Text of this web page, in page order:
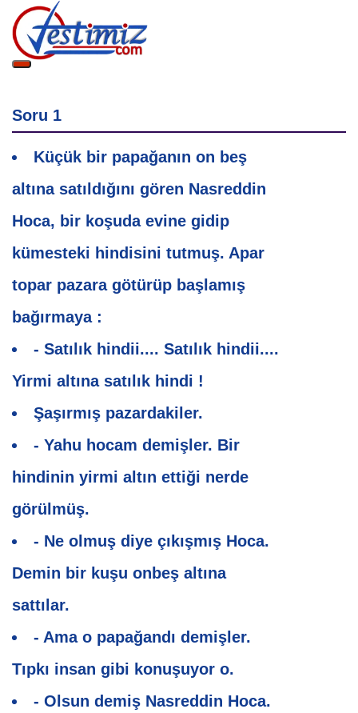
Soru 1
Küçük bir papağanın on beş
altına satıldığını gören Nasreddin
Hoca, bir koşuda evine gidip
kümesteki hindisini tutmuş. Apar
topar pazara götürüp başlamış
bağırmaya :
- Satılık hindii.... Satılık hindii....
Yirmi altına satılık hindi !
Şaşırmış pazardakiler.
- Yahu hocam demişler. Bir
hindinin yirmi altın ettiği nerde
görülmüş.
- Ne olmuş diye çıkışmış Hoca.
Demin bir kuşu onbeş altına
sattılar.
- Ama o papağandı demişler.
Tıpkı insan gibi konuşuyor o.
- Olsun demiş Nasreddin Hoca.